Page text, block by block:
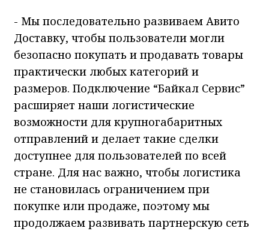
- Мы последовательно развиваем Авито
Доставку, чтобы пользователи могли
безопасно покупать и продавать товары
практически любых категорий и
размеров. Подключение “Байкал Сервис”
расширяет наши логистические
возможности для крупногабаритных
отправлений и делает такие сделки
доступнее для пользователей по всей
стране. Для нас важно, чтобы логистика
не становилась ограничением при
покупке или продаже, поэтому мы
продолжаем развивать партнерскую сеть